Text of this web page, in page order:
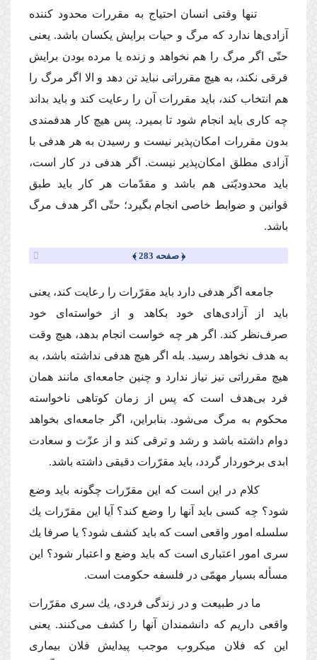
تنها وقتى انسان احتیاج به مقررات محدود كننده
آزادى‌ها ندارد كه مرگ و حیات برایش یكسان باشد. یعنى
حتّى اگر مرگ را هم نخواهد و زنده یا مرده بودن برایش
فرقى نكند، به هیچ مقرراتى نباید تن دهد و الا اگر مرگ را
هم انتخاب كند، باید مقررات آن را رعایت كند و باید بداند
چه كارى باید انجام شود تا بمیرد. پس هیچ كار هدفمندى
بدون مقررات امكان‌پذیر نیست و رسیدن به هر هدفى با
آزادى مطلق امكان‌پذیر نیست. اگر هدفى در كار است،
باید محدودیّتى هم باشد و مقدّمات هر كار باید طبق
قوانین و ضوابط خاصى انجام بگیرد؛ حتّى اگر هدف مرگ
باشد.
﴿ صفحه 283 ﴾
جامعه اگر هدفى دارد باید مقرّرات را رعایت كند، یعنى
باید از آزادى‌هاى خود بكاهد و از خواسته‌اى خود
صرف‌نظر كند. اگر هر چه خواست انجام بدهد، هیچ وقت
به هدف نخواهد رسید. بله اگر هیچ هدفى نداشته باشد، به
هیچ مقرراتى نیز نیاز ندارد و چنین جامعه‌اى مانند همان
فرد بى‌هدف است كه پس از زمان كوتاهى ناخواسته
محكوم به مرگ مى‌شود. بنابراین، اگر جامعه‌اى بخواهد
دوام داشته باشد و رشد و ترقى كند و از عزّت و سعادت
ابدى برخوردار گردد، باید مقرّرات دقیقى داشته باشد.
كلام در این است كه این مقرّرات چگونه باید وضع
شود؟ چه كسى باید آنها را وضع كند؟ آیا این مقرّرات یك
سلسله امور واقعى است كه باید كشف شود؟ یا صرفا یك
سرى امور اعتبارى است كه باید وضع و اعتبار شود؟ این
مسأله بسیار مهمّى در فلسفه حكومت است.
ما در طبیعت و در زندگى فردى، یك سرى مقرّرات
واقعى داریم كه دانشمندان آنها را كشف مى‌كنند. یعنى
این كه فلان میكروب موجب پیدایش فلان بیمارى